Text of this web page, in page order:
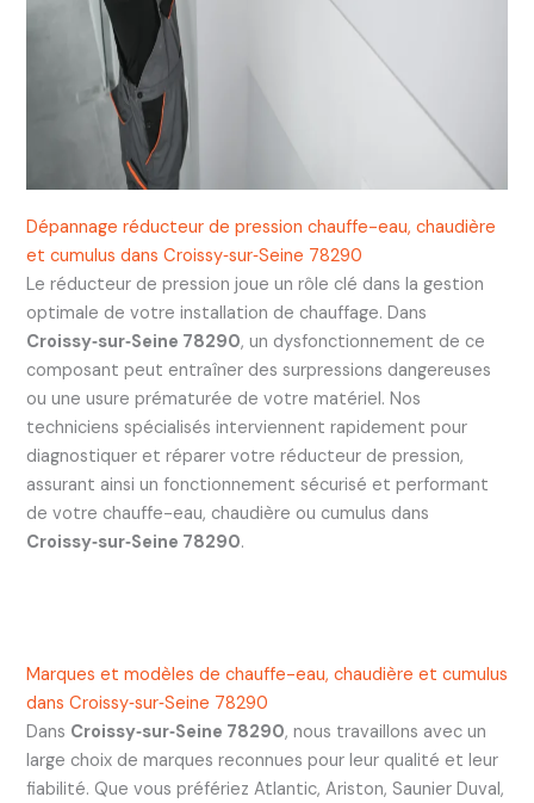
Dépannage réducteur de pression chauffe-eau, chaudière
et cumulus dans Croissy‑sur‑Seine 78290
Le réducteur de pression joue un rôle clé dans la gestion
optimale de votre installation de chauffage. Dans
Croissy‑sur‑Seine 78290, un dysfonctionnement de ce
composant peut entraîner des surpressions dangereuses
ou une usure prématurée de votre matériel. Nos
techniciens spécialisés interviennent rapidement pour
diagnostiquer et réparer votre réducteur de pression,
assurant ainsi un fonctionnement sécurisé et performant
de votre chauffe-eau, chaudière ou cumulus dans
Croissy‑sur‑Seine 78290.
Marques et modèles de chauffe-eau, chaudière et cumulus
dans Croissy‑sur‑Seine 78290
Dans Croissy‑sur‑Seine 78290, nous travaillons avec un
large choix de marques reconnues pour leur qualité et leur
fiabilité. Que vous préfériez Atlantic, Ariston, Saunier Duval,